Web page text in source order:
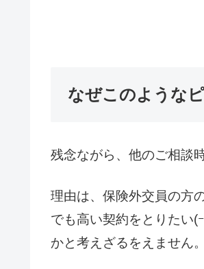
なぜこのような
残念ながら、他のご相談
理由は、保険外交員の方
でも高い契約をとりたい(
かと考えざるをえません。